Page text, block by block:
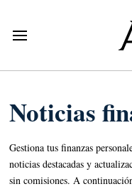
Noticias
Gestiona tus finanzas
noticias destacadas y
sin comisiones. A